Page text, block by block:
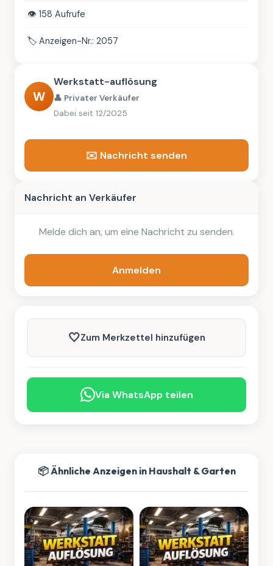
👁️ 158 Aufrufe
🏷️ Anzeigen-Nr.: 2057
W
Werkstatt-auflösung
👤 Privater Verkäufer
Dabei seit 12/2025
✉️ Nachricht senden
Nachricht an Verkäufer
Melde dich an, um eine Nachricht zu senden.
Anmelden
🤍Zum Merkzettel hinzufügen
Via WhatsApp teilen
📦 Ähnliche Anzeigen in Haushalt & Garten